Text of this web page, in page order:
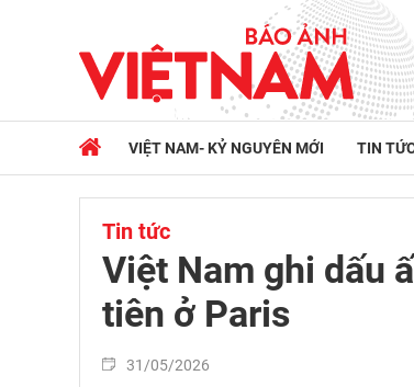
VIỆT NAM- KỶ NGUYÊN MỚI TIN
Tin tức
Việt Nam ghi dấu
tiên ở Paris
31/05/2026